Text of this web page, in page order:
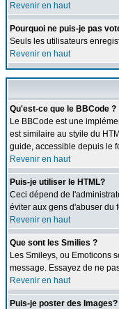
Revenir en haut
Pourquoi ne puis-je pas
Seuls les utilisateurs
Revenir en haut
Qu'est-ce que le BBCode ?
Le BBCode est une
est similaire au styile du
guide, accessible depuis le
Revenir en haut
Puis-je utiliser le HTML?
Ceci dépend de
éviter aux gens d'abuser du
Revenir en haut
Que sont les Smilies ?
Les Smileys, ou Emoticons
message. Essayez de ne
Revenir en haut
Puis-je poster des Images?